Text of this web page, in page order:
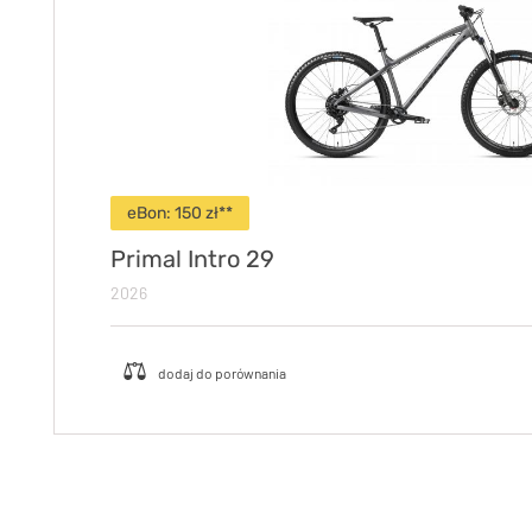
eBon: 150 zł**
Primal Intro 29
2026